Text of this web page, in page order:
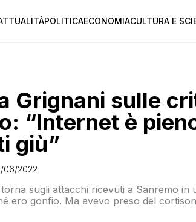
POLITICAECONOMIACULTURA E
Grignani sulle
“Internet è
giù”
06/2022
sugli attacchi ricevuti a Sanremo in
ero gonfio. Ma avevo preso del